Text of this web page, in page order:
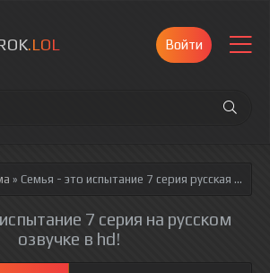
.LOL Войти
» Семья - это испытание 7 серия русская озвучка полностью смотреть онлайн!
7 серия на русском
озвучке в hd!